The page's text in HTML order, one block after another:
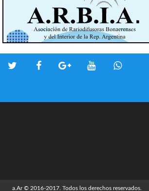
a.Ar© 2016-2017. Todos los derechos reservados.